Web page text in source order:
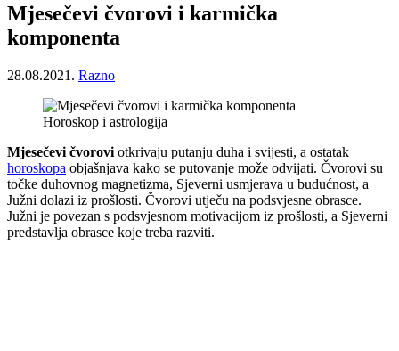
Mjesečevi čvorovi i karmička
komponenta
28.08.2021. Razno
Horoskop i astrologija
Mjesečevi čvorovi otkrivaju putanju duha i svijesti, a ostatak
horoskopa objašnjava kako se putovanje može odvijati. Čvorovi su
točke duhovnog magnetizma, Sjeverni usmjerava u budućnost, a
Južni dolazi iz prošlosti. Čvorovi utječu na podsvjesne obrasce.
Južni je povezan s podsvjesnom motivacijom iz prošlosti, a Sjeverni
predstavlja obrasce koje treba razviti.